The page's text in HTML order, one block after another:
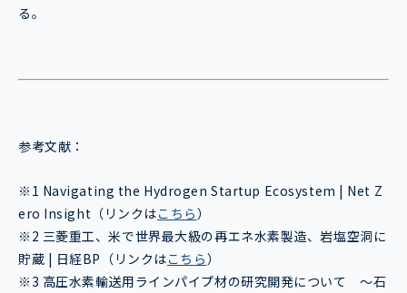
る。
参考文献：
※1 Navigating the Hydrogen Startup Ecosystem | Net Z
ero Insight（リンクはこちら）
※2 三菱重工、米で世界最大級の再エネ水素製造、岩塩空洞に
貯蔵 | 日経BP（リンクはこちら）
※3 高圧水素輸送用ラインパイプ材の研究開発について ～石